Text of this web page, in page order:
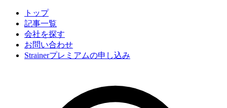
トップ
記事一覧
会社を探す
お問い合わせ
Strainerプレミアムの申し込み